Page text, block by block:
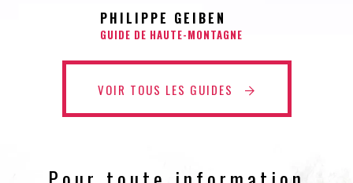
PHILIPPE GEIBEN
GUIDE DE HAUTE-MONTAGNE
VOIR TOUS LES GUIDES